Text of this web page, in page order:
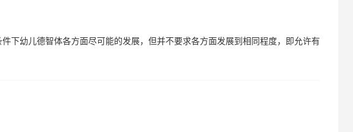
下幼儿德智体各方面尽可能的发展，但并不要求各方面发展到相同程度，即允许有